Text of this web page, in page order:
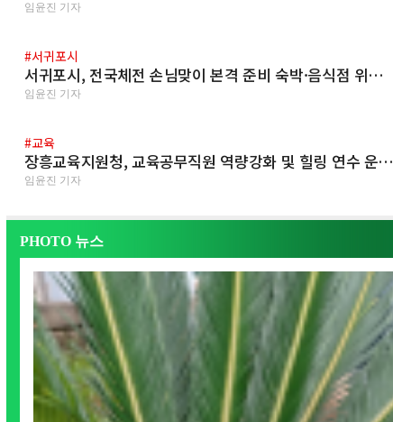
임윤진 기자
#서귀포시
서귀포시, 전국체전 손님맞이 본격 준비 숙박·음식점 위…
임윤진 기자
#교육
장흥교육지원청, 교육공무직원 역량강화 및 힐링 연수 운…
임윤진 기자
PHOTO 뉴스